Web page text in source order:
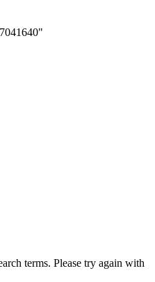
terms. Please try again with